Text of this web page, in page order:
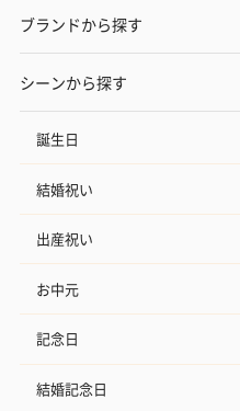
ブランドから探す
シーンから探す
誕生日
結婚祝い
出産祝い
お中元
記念日
結婚記念日